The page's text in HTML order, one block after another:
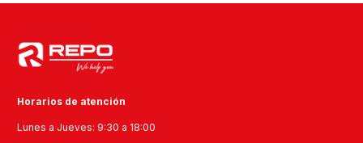
Horarios de atención
Lunes a Jueves: 9:30 a 18:00